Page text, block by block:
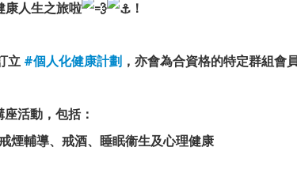
康人生之旅啦
！
立 #個人化健康計劃 ，亦會為合資格的特定群組
座活動，包括：
煙輔導、戒酒、睡眠衞生及心理健康